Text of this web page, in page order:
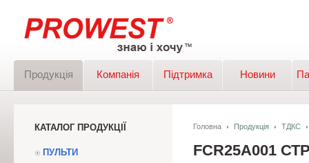
Продукція Компанія Підтримка Новини
КАТАЛОГ ПРОДУКЦІЇ
ПУЛЬТИ
Головна Продукція ТДКС
FCR25A001